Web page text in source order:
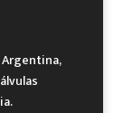
Argentina,